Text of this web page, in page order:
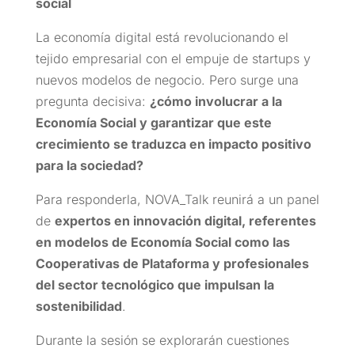
La economía digital está revolucionando el
tejido empresarial con el empuje de startups y
nuevos modelos de negocio. Pero surge una
pregunta decisiva: ¿cómo involucrar a la
Economía Social y garantizar que este
crecimiento se traduzca en impacto positivo
para la sociedad?
Para responderla, NOVA_Talk reunirá a un panel
de expertos en innovación digital, referentes
en modelos de Economía Social como las
Cooperativas de Plataforma y profesionales
del sector tecnológico que impulsan la
sostenibilidad.
Durante la sesión se explorarán cuestiones